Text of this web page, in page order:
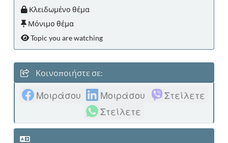
Κλειδωμένο θέμα
Μόνιμο θέμα
Topic you are watching
Κοινοποιήστε σε:
Μοιράσου Μοιράσου
Στείλετε
Στείλετε